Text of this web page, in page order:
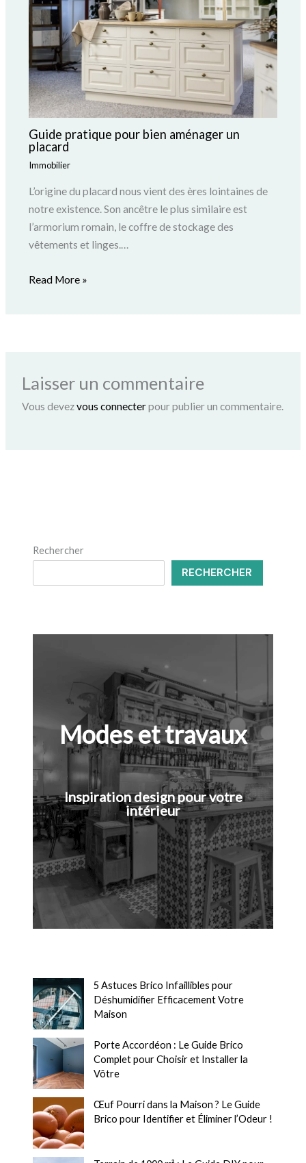
Guide pratique pour bien aménager un
placard
Immobilier
L’origine du placard nous vient des ères lointaines de
notre existence. Son ancêtre le plus similaire est
l’armorium romain, le coffre de stockage des
vêtements et linges.…
Read More »
Laisser un commentaire
Vous devezvous connecterpour publier un commentaire.
Rechercher
RECHERCHER
Modes et travaux
Inspiration design pour votre
intérieur
5 Astuces Brico Infaillibles pour
Déshumidifier Efficacement Votre
Maison
Porte Accordéon : Le Guide Brico
Complet pour Choisir et Installer la
Vôtre
Œuf Pourri dans la Maison ? Le Guide
Brico pour Identifier et Éliminer l’Odeur !